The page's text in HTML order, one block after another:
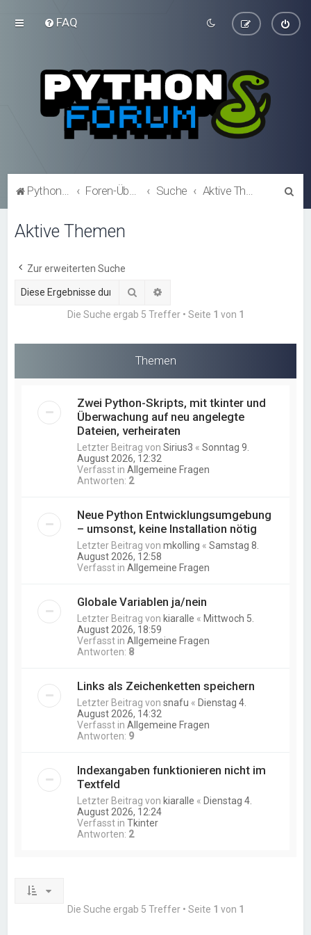
FAQ
Python-Forum.de Suche
Aktive Themen
Zur erweiterten Suche
Suche
Die Suche ergab 5 Treffer • Seite 1 von 1
Themen
Zwei Python-Skripts, mit tkinter und
Überwachung auf neu angelegte
Dateien, verheiraten
Letzter Beitrag vonSirius3 «Sonntag 9.
August 2026, 12:32
Verfasst inAllgemeine Fragen
Antworten: 2
Neue Python Entwicklungsumgebung
– umsonst, keine Installation nötig
Letzter Beitrag vonmkolling «Samstag 8.
August 2026, 12:58
Verfasst inAllgemeine Fragen
Globale Variablen ja/nein
Letzter Beitrag von kiaralle « Mittwoch 5.
August 2026, 18:59
Verfasst inAllgemeine Fragen
Antworten: 8
Links als Zeichenketten speichern
Letzter Beitrag vonsnafu « Dienstag 4.
August 2026, 14:32
Verfasst inAllgemeine Fragen
Antworten: 9
Indexangaben funktionieren nicht im
Textfeld
Letzter Beitrag von kiaralle « Dienstag 4.
August 2026, 12:24
Verfasst inTkinter
Antworten: 2
Die Suche ergab 5 Treffer • Seite 1 von 1